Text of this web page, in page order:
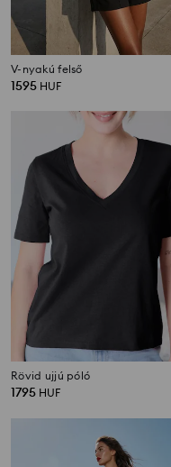
V-nyakú felső
1595 HUF
Rövid ujjú póló
1795 HUF